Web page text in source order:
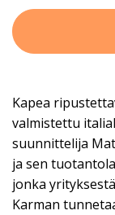
Kapea
valmistettu
suunnittelija
ja sen
jonka
Karman